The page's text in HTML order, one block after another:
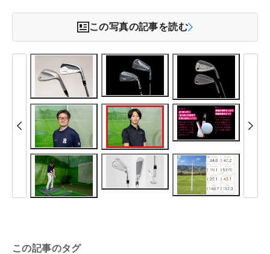
この写真の記事を読む
この記事のタグ